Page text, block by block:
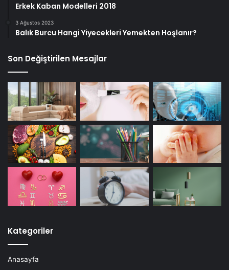
Erkek Kaban Modelleri 2018
3 Ağustos 2023
Balık Burcu Hangi Yiyecekleri Yemekten Hoşlanır?
Son Değiştirilen Mesajlar
Kategoriler
Anasayfa